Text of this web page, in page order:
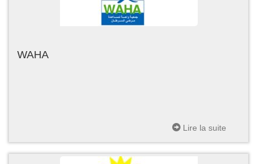
WAHA
Lire la suite